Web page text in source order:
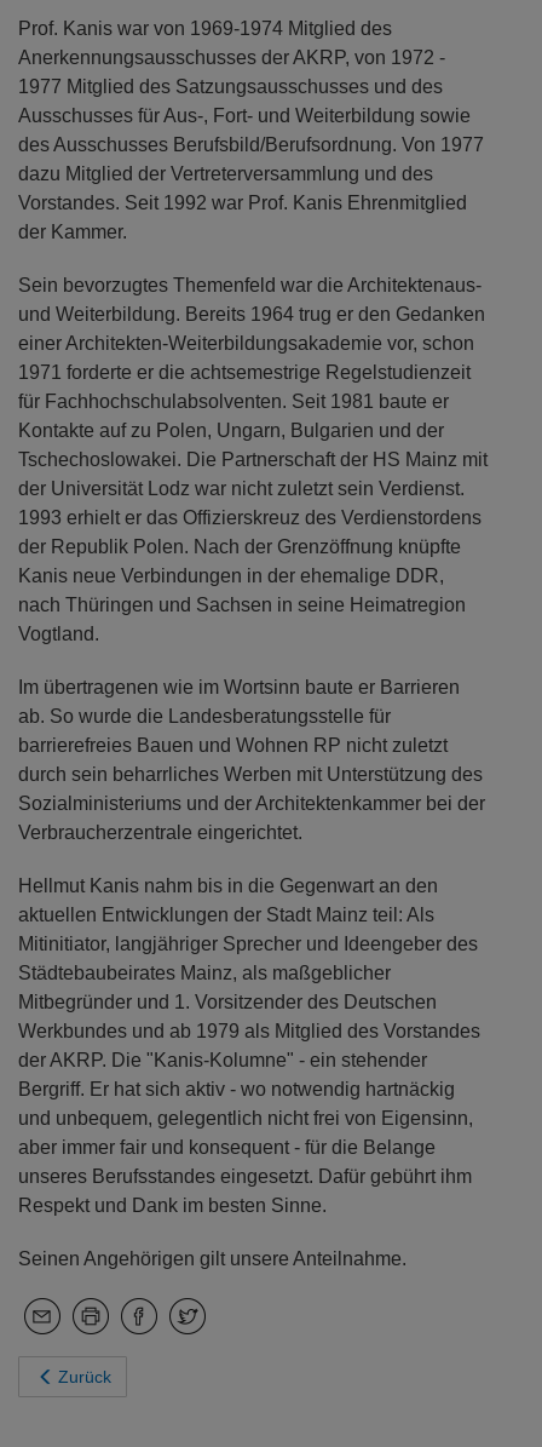
Prof. Kanis war von 1969-1974 Mitglied des
Anerkennungsausschusses der AKRP, von 1972 -
1977 Mitglied des Satzungsausschusses und des
Ausschusses für Aus-, Fort- und Weiterbildung sowie
des Ausschusses Berufsbild/Berufsordnung. Von 1977
dazu Mitglied der Vertreterversammlung und des
Vorstandes. Seit 1992 war Prof. Kanis Ehrenmitglied
der Kammer.
Sein bevorzugtes Themenfeld war die Architektenaus-
und Weiterbildung. Bereits 1964 trug er den Gedanken
einer Architekten-Weiterbildungsakademie vor, schon
1971 forderte er die achtsemestrige Regelstudienzeit
für Fachhochschulabsolventen. Seit 1981 baute er
Kontakte auf zu Polen, Ungarn, Bulgarien und der
Tschechoslowakei. Die Partnerschaft der HS Mainz mit
der Universität Lodz war nicht zuletzt sein Verdienst.
1993 erhielt er das Offizierskreuz des Verdienstordens
der Republik Polen. Nach der Grenzöffnung knüpfte
Kanis neue Verbindungen in der ehemalige DDR,
nach Thüringen und Sachsen in seine Heimatregion
Vogtland.
Im übertragenen wie im Wortsinn baute er Barrieren
ab. So wurde die Landesberatungsstelle für
barrierefreies Bauen und Wohnen RP nicht zuletzt
durch sein beharrliches Werben mit Unterstützung des
Sozialministeriums und der Architektenkammer bei der
Verbraucherzentrale eingerichtet.
Hellmut Kanis nahm bis in die Gegenwart an den
aktuellen Entwicklungen der Stadt Mainz teil: Als
Mitinitiator, langjähriger Sprecher und Ideengeber des
Städtebaubeirates Mainz, als maßgeblicher
Mitbegründer und 1. Vorsitzender des Deutschen
Werkbundes und ab 1979 als Mitglied des Vorstandes
der AKRP. Die "Kanis-Kolumne" - ein stehender
Bergriff. Er hat sich aktiv - wo notwendig hartnäckig
und unbequem, gelegentlich nicht frei von Eigensinn,
aber immer fair und konsequent - für die Belange
unseres Berufsstandes eingesetzt. Dafür gebührt ihm
Respekt und Dank im besten Sinne.
Seinen Angehörigen gilt unsere Anteilnahme.
Zurück